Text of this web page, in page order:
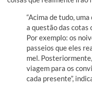
“Acima de tudo,
a questão das cotas
Por exemplo: os
passeios que eles
mel.
viagem para os
cada presente”,